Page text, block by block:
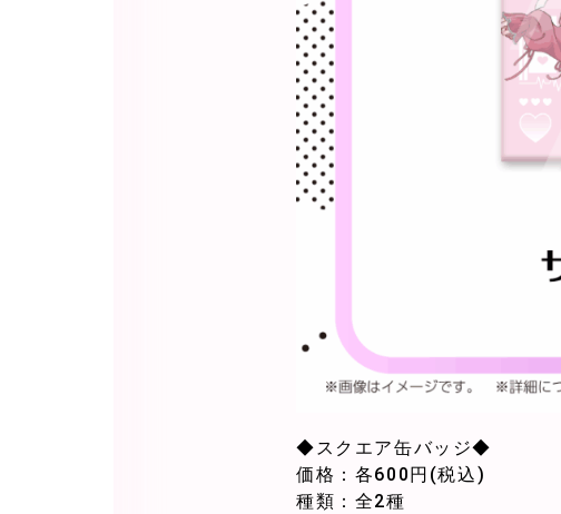
◆スクエア缶バッジ◆
価格：各600円(税込)
種類：全2種